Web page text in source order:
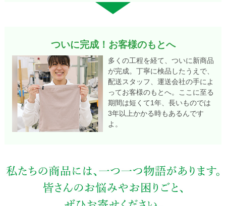
ついに完成！お客様のもとへ
多くの工程を経て、ついに新商品
が完成。丁寧に検品したうえで、
配送スタッフ、運送会社の手によ
ってお客様のもとへ。ここに至る
期間は短くて1年、長いものでは
3年以上かかる時もあるんです
よ。
新商品 上半身の冷え